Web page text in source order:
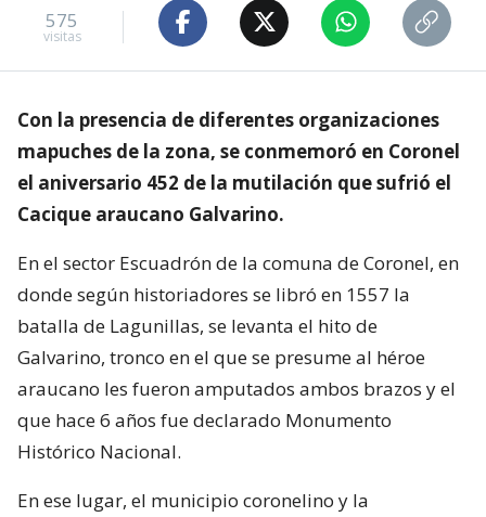
575
visitas
Con la presencia de diferentes organizaciones
mapuches de la zona, se conmemoró en Coronel
el aniversario 452 de la mutilación que sufrió el
Cacique araucano Galvarino.
En el sector Escuadrón de la comuna de Coronel, en
donde según historiadores se libró en 1557 la
batalla de Lagunillas, se levanta el hito de
Galvarino, tronco en el que se presume al héroe
araucano les fueron amputados ambos brazos y el
que hace 6 años fue declarado Monumento
Histórico Nacional.
En ese lugar, el municipio coronelino y la